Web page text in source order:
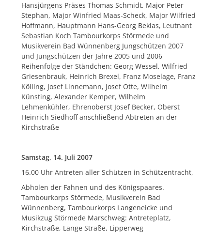
Hansjürgens Präses Thomas Schmidt, Major Peter
Stephan, Major Winfried Maas-Scheck, Major Wilfried
Hoffmann, Hauptmann Hans-Georg Beklas, Leutnant
Sebastian Koch Tambourkorps Störmede und
Musikverein Bad Wünnenberg Jungschützen 2007
und Jungschützen der Jahre 2005 und 2006
Reihenfolge der Ständchen: Georg Wessel, Wilfried
Griesenbrauk, Heinrich Brexel, Franz Moselage, Franz
Kölling, Josef Linnemann, Josef Otte, Wilhelm
Künsting, Alexander Kemper, Wilhelm
Lehmenkühler, Ehrenoberst Josef Becker, Oberst
Heinrich Siedhoff anschließend Abtreten an der
Kirchstraße
Samstag, 14. Juli 2007
16.00 Uhr Antreten aller Schützen in Schützentracht,
Abholen der Fahnen und des Königspaares.
Tambourkorps Störmede, Musikverein Bad
Wünnenberg, Tambourkorps Langeneicke und
Musikzug Störmede Marschweg: Antreteplatz,
Kirchstraße, Lange Straße, Lipperweg